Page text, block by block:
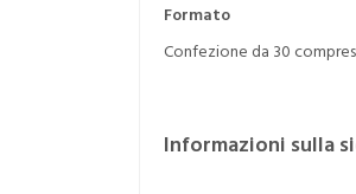
Formato
Confezione da 30
Informazioni sulla